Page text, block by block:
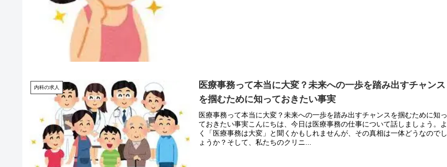
内科の求人
医療事務って本当に大変？未来への一歩を踏み出すチャンス
を掴むために知っておきたい事実
医療事務って本当に大変？未来への一歩を踏み出すチャンスを掴むために知っ
ておきたい事実こんにちは、今日は医療事務の仕事について話しましょう。よ
く「医療事務は大変」と聞くかもしれませんが、その真相は一体どうなのでし
ょうか？そして、私たちのクリニ...